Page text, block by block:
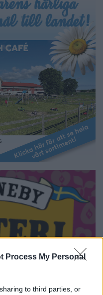
Process My Personal
to third parties, or